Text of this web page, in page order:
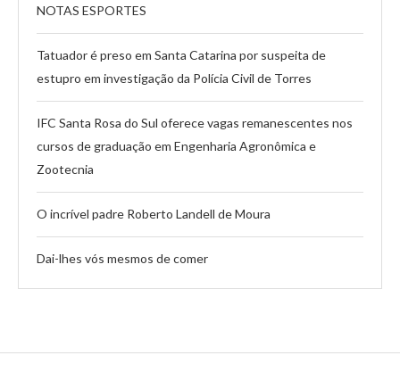
NOTAS ESPORTES
Tatuador é preso em Santa Catarina por suspeita de
estupro em investigação da Polícia Civil de Torres
IFC Santa Rosa do Sul oferece vagas remanescentes nos
cursos de graduação em Engenharia Agronômica e
Zootecnia
O incrível padre Roberto Landell de Moura
Dai-lhes vós mesmos de comer